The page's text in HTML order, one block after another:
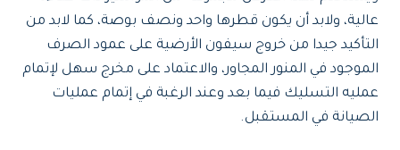
عالية، ولابد أن يكون قطرها واحد ونصف بوصة، كما لابد من
التأكيد جيدا من خروج سيفون الأرضية على عمود الصرف
الموجود في المنور المجاور، والاعتماد على مخرج سهل لإتمام
عمليه التسليك فيما بعد وعند الرغبة في إتمام عمليات
الصيانة في المستقبل.